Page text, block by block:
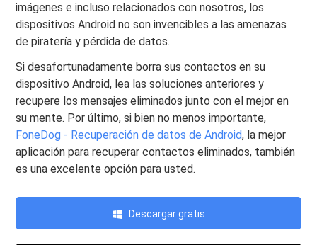
imágenes e incluso relacionados con nosotros, los
dispositivos Android no son invencibles a las amenazas
de piratería y pérdida de datos.
Si desafortunadamente borra sus contactos en su
dispositivo Android, lea las soluciones anteriores y
recupere los mensajes eliminados junto con el mejor en
su mente. Por último, si bien no menos importante,
FoneDog - Recuperación de datos de Android, la mejor
aplicación para recuperar contactos eliminados, también
es una excelente opción para usted.
Descargar gratis